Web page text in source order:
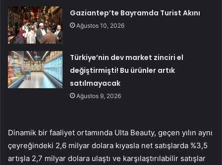
Gaziantep’te Bayramda Turist Akını
Ağustos 10, 2026
Türkiye’nin dev market zinciri el
değiştirmişti! Bu ürünler artık
satılmayacak
Ağustos 9, 2026
Dinamik bir faaliyet ortamında Ulta Beauty, geçen yılın aynı
çeyreğindeki 2,6 milyar dolara kıyasla net satışlarda %3,5
artışla 2,7 milyar dolara ulaştı ve karşılaştırılabilir satışlar